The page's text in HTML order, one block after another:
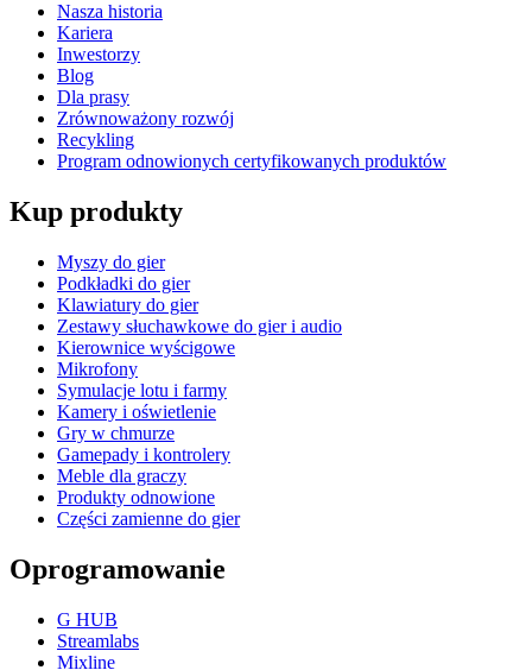
Nasza historia
Kariera
Inwestorzy
Blog
Dla prasy
Zrównoważony rozwój
Recykling
Program odnowionych certyfikowanych produktów
Kup produkty
Myszy do gier
Podkładki do gier
Klawiatury do gier
Zestawy słuchawkowe do gier i audio
Kierownice wyścigowe
Mikrofony
Symulacje lotu i farmy
Kamery i oświetlenie
Gry w chmurze
Gamepady i kontrolery
Meble dla graczy
Produkty odnowione
Części zamienne do gier
Oprogramowanie
G HUB
Streamlabs
Mixline